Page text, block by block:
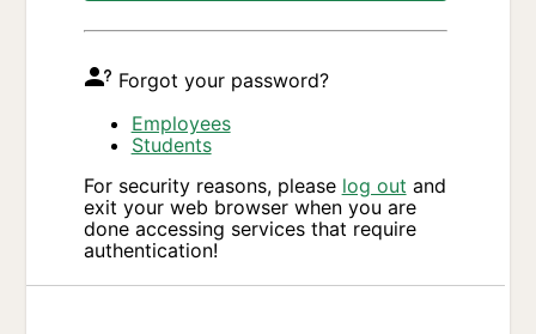
Forgot your password?
Employees
Students
For security reasons, please log out and
exit your web browser when you are
done accessing services that require
authentication!